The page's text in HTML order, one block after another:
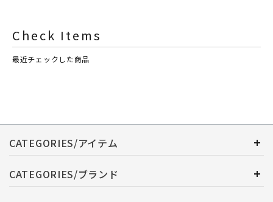
Check Items
最近チェックした商品
CATEGORIES/アイテム
CATEGORIES/ブランド